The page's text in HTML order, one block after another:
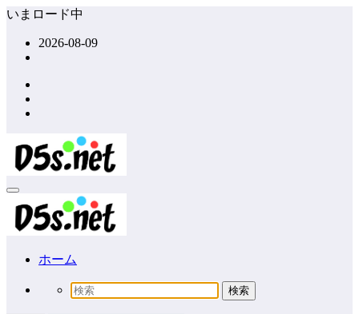
コ
ッ
プ
いまロード中
2026-08-09
ホーム